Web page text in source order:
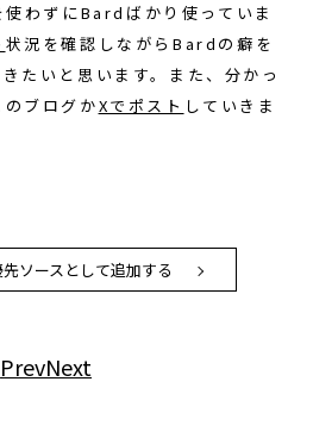
わずにBardばかり使っていま
状況を確認しながらBardの癖を
たいと思います。また、分かっ
ブログかXでポスト していきま
ソースとして追加する
PrevNext